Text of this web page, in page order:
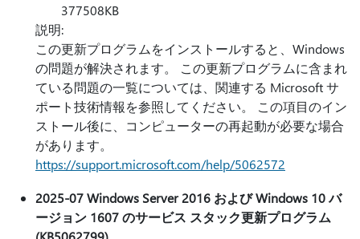
377508KB
説明:
この更新プログラムをインストールすると、Windows
の問題が解決されます。 この更新プログラムに含まれ
ている問題の一覧については、関連する Microsoft サ
ポート技術情報を参照してください。 この項目のイン
ストール後に、コンピューターの再起動が必要な場合
があります。
https://support.microsoft.com/help/5062572
2025-07 Windows Server 2016 および Windows 10 バ
ージョン 1607 のサービス スタック更新プログラム